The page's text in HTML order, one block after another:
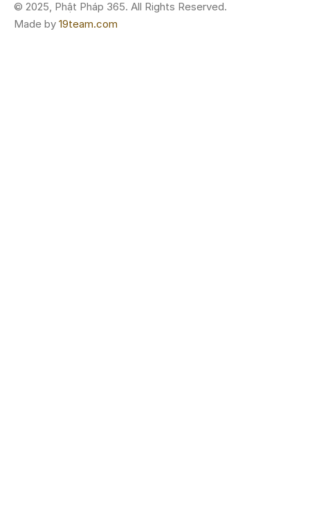
© 2025, Phật Pháp 365. All Rights Reserved.
Made by 19team.com